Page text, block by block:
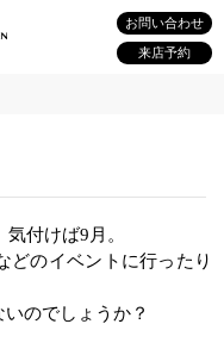
お問い合わせ
来店予約
気付けば9 月。
どのイベントに行ったり
のでしょうか？